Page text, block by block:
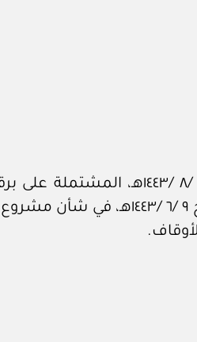
بعد الاطلاع على المعاملة الواردة من الديوان
الاجتماعية رئيس مجلس إدارة الهيئة العامة